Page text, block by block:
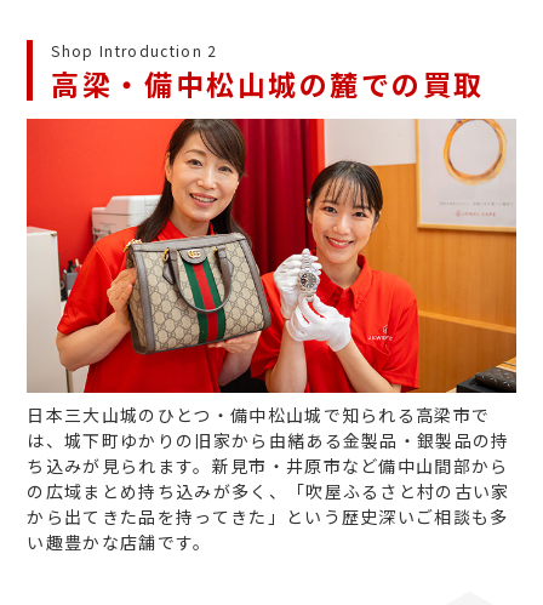
Shop Introduction 2
高梁・備中松山城の麓での買取
日本三大山城のひとつ・備中松山城で知られる高梁市で
は、城下町ゆかりの旧家から由緒ある金製品・銀製品の持
ち込みが見られます。新見市・井原市など備中山間部から
の広域まとめ持ち込みが多く、「吹屋ふるさと村の古い家
から出てきた品を持ってきた」という歴史深いご相談も多
い趣豊かな店舗です。